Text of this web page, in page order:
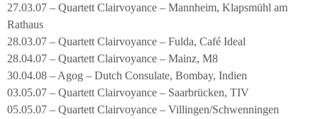
27.03.07 – Quartett Clairvoyance – Mannheim, Klapsmühl am
Rathaus
28.03.07 – Quartett Clairvoyance – Fulda, Café Ideal
28.04.07 – Quartett Clairvoyance – Mainz, M8
30.04.08 – Agog – Dutch Consulate, Bombay, Indien
03.05.07 – Quartett Clairvoyance – Saarbrücken, TIV
05.05.07 – Quartett Clairvoyance – Villingen/Schwenningen